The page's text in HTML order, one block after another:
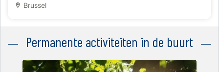
Brussel
Permanente activiteiten in de buurt